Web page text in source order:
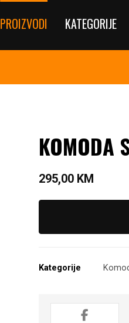
PROIZVODI KATEGORIJE
KOMODA
295,00 KM
Kategorije